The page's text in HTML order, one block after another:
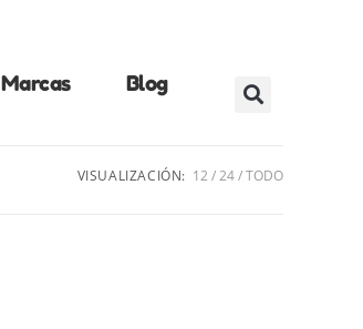
Marcas
Blog
VISUALIZACIÓN: 12 24 TODO